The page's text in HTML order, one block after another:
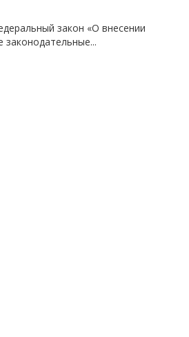
закон «О внесении